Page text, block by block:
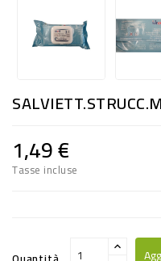
INFANZIA
E
FARINA
DIETETICO
ALIMENTI
1,49 €
Tasse incluse